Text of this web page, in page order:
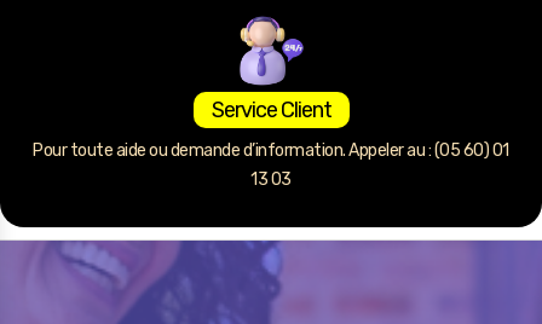
Service Client
Pour toute aide ou demande d’information. Appeler au : (05 60) 01
13 03